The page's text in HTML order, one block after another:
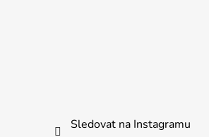
Sledovat na Instagramu